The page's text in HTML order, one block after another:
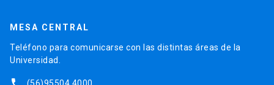
MESA CENTRAL
Teléfono para comunicarse con las distintas áreas de la
Universidad.